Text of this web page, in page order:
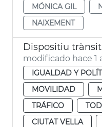
MÓNICA GIL
NAIXEMENT
Dispositiu
modificado hace 1
IGUALDAD Y
MOVILIDAD
TRÁFICO
CIUTAT VELLA